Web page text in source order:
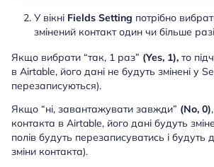
У вікні Fields Setting потрібно
змінений контакт один чи більше
Якщо вибрати “так, 1 раз” (Yes, 1), то
в Airtable, його дані не будуть змінені у
перезаписуються).
Якщо “ні, завантажувати завжди” (No, 0)
контакта в Airtable, його дані будуть
полів будуть перезаписуватись і будуть
зміни контакта).